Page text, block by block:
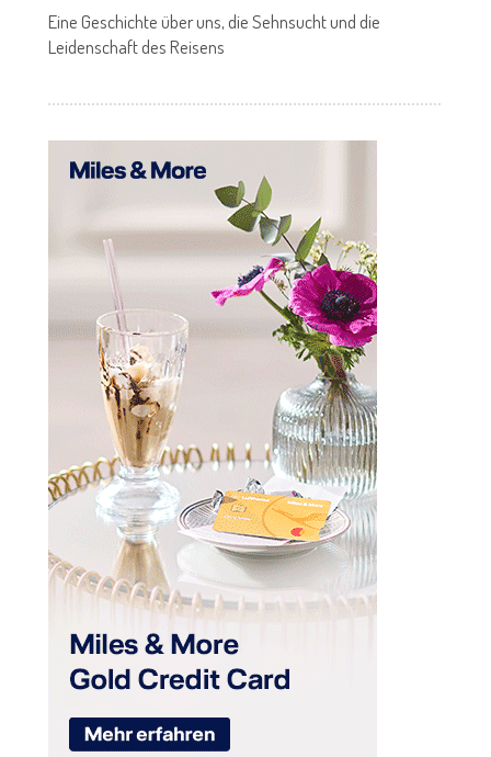
Eine Geschichte über uns, die Sehnsucht und die
Leidenschaft des Reisens